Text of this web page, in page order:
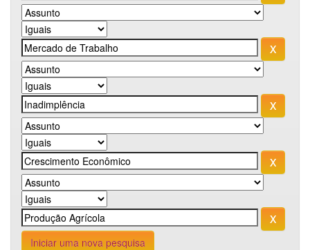
Iniciar uma nova pesquisa